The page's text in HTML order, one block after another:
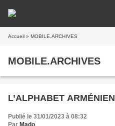
Accueil » MOBILE.ARCHIVES
MOBILE.ARCHIVES
L’ALPHABET ARMÉNIEN
Publié le 31/01/2023 à 08:32
Par Mado